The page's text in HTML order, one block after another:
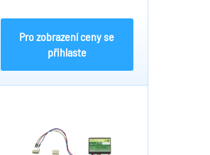
20004140.
Pro zobrazení ceny se
přihlaste